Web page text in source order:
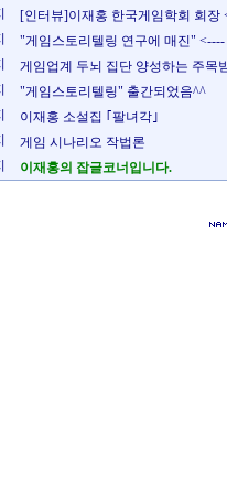
[인터뷰]이재홍 한국게임학회 회장
"게임스토리텔링 연구에 매진"
게임업계 두뇌 집단 양성하는 주목
"게임스토리텔링" 출간되었음^^
이재홍 소설집 ｢팔녀각｣
게임 시나리오 작법론
이재홍의 잡글코너입니다.